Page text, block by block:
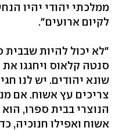
ממלכתי יהודי יהיו
לקיום ארועים".
"לא יכול להיות שבבית
סנטה קלאוס ויחגגו
שונא יהודים. יש לנו
צריכים עץ אשוח. אם
הנוצרי בבית ספרו,
אשוח ואפילו חנוכיה,